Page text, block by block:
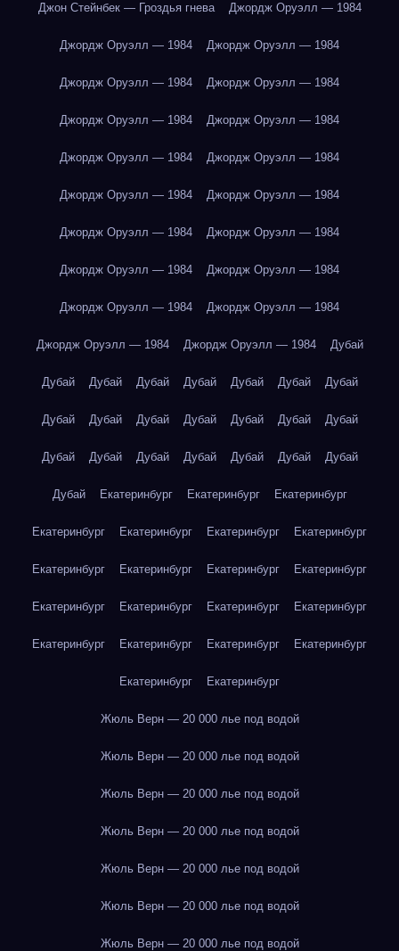
Джон Стейнбек — Гроздья гнева Джордж Оруэлл — 1984
Джордж Оруэлл — 1984 Джордж Оруэлл — 1984
Джордж Оруэлл — 1984 Джордж Оруэлл — 1984
Джордж Оруэлл — 1984 Джордж Оруэлл — 1984
Джордж Оруэлл — 1984 Джордж Оруэлл — 1984
Джордж Оруэлл — 1984 Джордж Оруэлл — 1984
Джордж Оруэлл — 1984 Джордж Оруэлл — 1984
Джордж Оруэлл — 1984 Джордж Оруэлл — 1984
Джордж Оруэлл — 1984 Джордж Оруэлл — 1984
Джордж Оруэлл — 1984 Джордж Оруэлл — 1984 Дубай
Дубай Дубай Дубай Дубай Дубай Дубай Дубай
Дубай Дубай Дубай Дубай Дубай Дубай Дубай
Дубай Дубай Дубай Дубай Дубай Дубай Дубай
Дубай Екатеринбург Екатеринбург Екатеринбург
Екатеринбург Екатеринбург Екатеринбург Екатеринбург
Екатеринбург Екатеринбург Екатеринбург Екатеринбург
Екатеринбург Екатеринбург Екатеринбург Екатеринбург
Екатеринбург Екатеринбург Екатеринбург Екатеринбург
Екатеринбург Екатеринбург
Жюль Верн — 20 000 лье под водой
Жюль Верн — 20 000 лье под водой
Жюль Верн — 20 000 лье под водой
Жюль Верн — 20 000 лье под водой
Жюль Верн — 20 000 лье под водой
Жюль Верн — 20 000 лье под водой
Жюль Верн — 20 000 лье под водой